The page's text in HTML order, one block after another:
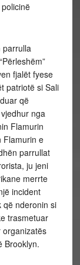
parrulla
fjalët fyese
patriotë si Sali
që
nga
Flamurin
Flamurin e
parrullat
ju jeni
merrte
incident
që nderonin si
trasmetuar
Brooklyn.